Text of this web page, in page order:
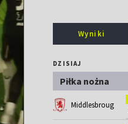
Wyniki
DZISIAJ
Piłka nożna
Middlesbrough